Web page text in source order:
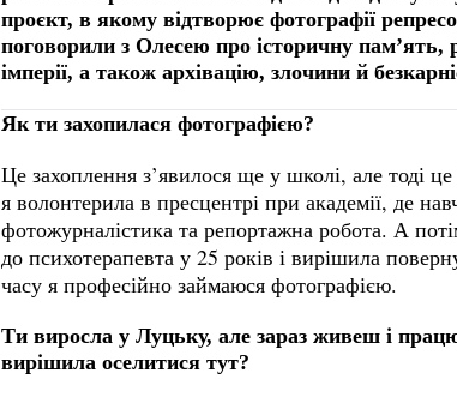
проєкт, в якому відтворює фотографії
поговорили з Олесею про історичну пам’ять,
імперії, а також архівацію, злочини й
Як ти захопилася фотографією?
Це захоплення з’явилося ще у школі, але тоді
я волонтерила в пресцентрі при академії, де
фотожурналістика та репортажна робота. А
до психотерапевта у 25 років і вирішила
часу я професійно займаюся фотографією.
Ти виросла у Луцьку, але зараз живеш і
вирішила оселитися тут?